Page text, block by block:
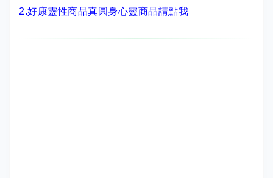
2.好康靈性商品真圓身心靈商品請點我